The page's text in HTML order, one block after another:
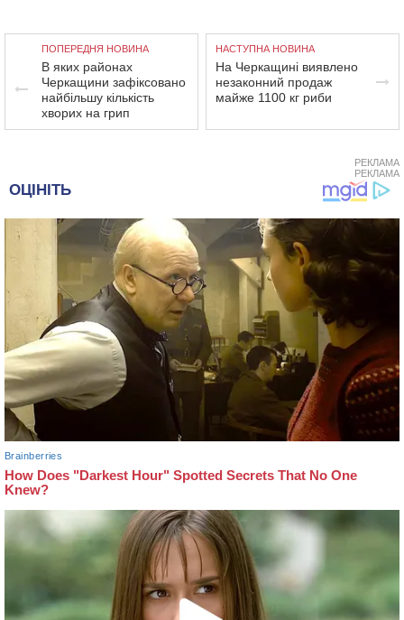
ПОПЕРЕДНЯ НОВИНА
В яких районах
Черкащини зафіксовано
найбільшу кількість
хворих на грип
НАСТУПНА НОВИНА
На Черкащині виявлено
незаконний продаж
майже 1100 кг риби
РЕКЛАМА
РЕКЛАМА